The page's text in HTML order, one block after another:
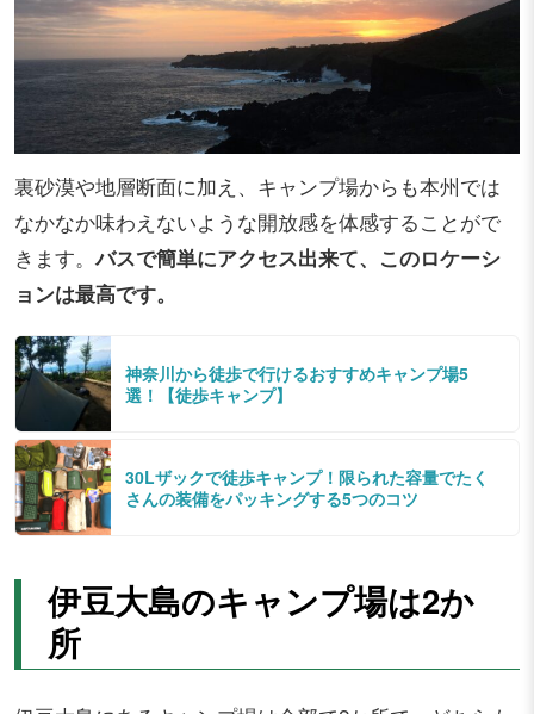
裏砂漠や地層断面に加え、キャンプ場からも本州では
なかなか味わえないような開放感を体感することがで
きます。バスで簡単にアクセス出来て、このロケーシ
ョンは最高です。
神奈川から徒歩で行けるおすすめキャンプ場5
選！【徒歩キャンプ】
30Lザックで徒歩キャンプ！限られた容量でたく
さんの装備をパッキングする5つのコツ
伊豆大島のキャンプ場は2か
所